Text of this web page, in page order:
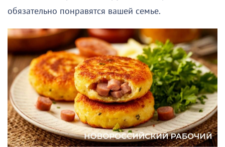
обязательно понравятся вашей семье.